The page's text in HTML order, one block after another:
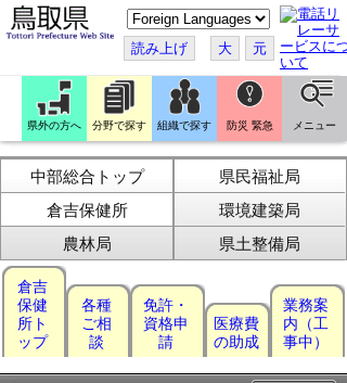
こ
の
ペ
ー
ジ
翻
訳
す
る
読み上げ 大 元
県外の方へ 分野で探す 組織で探す 防災 緊急 メニュー
中部総合トップ
県民福祉局
倉吉保健所
環境建築局
農林局
県土整備局
倉吉
保健
所ト
ップ
各種
ご相
談
免許・
資格申
請
医療費
の助成
業務案
内（工
事中）